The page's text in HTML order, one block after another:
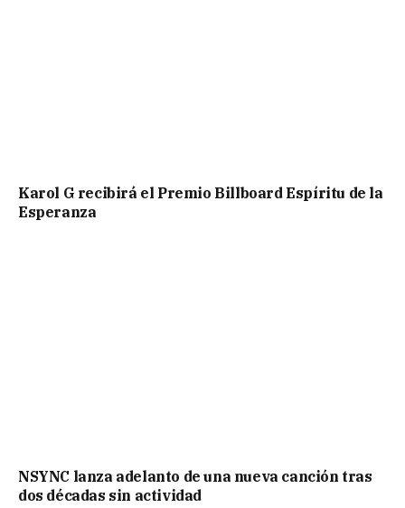
Karol G recibirá el Premio Billboard Espíritu de la
Esperanza
NSYNC lanza adelanto de una nueva canción tras
dos décadas sin actividad